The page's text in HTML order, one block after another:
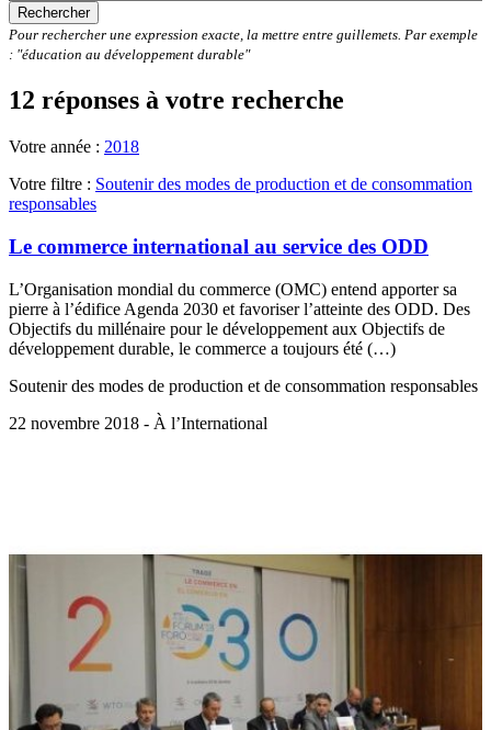
Rechercher
Pour rechercher une expression exacte, la mettre entre guillemets. Par exemple
: "éducation au développement durable"
12 réponses à votre recherche
Votre année : 2018
Votre filtre : Soutenir des modes de production et de consommation
responsables
Le commerce international au service des ODD
L’Organisation mondial du commerce (OMC) entend apporter sa
pierre à l’édifice Agenda 2030 et favoriser l’atteinte des ODD. Des
Objectifs du millénaire pour le développement aux Objectifs de
développement durable, le commerce a toujours été (…)
Soutenir des modes de production et de consommation responsables
22 novembre 2018 - À l’International